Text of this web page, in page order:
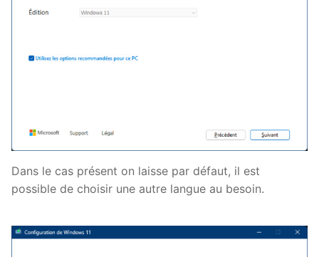
Dans le cas présent on laisse par défaut, il est
possible de choisir une autre langue au besoin.